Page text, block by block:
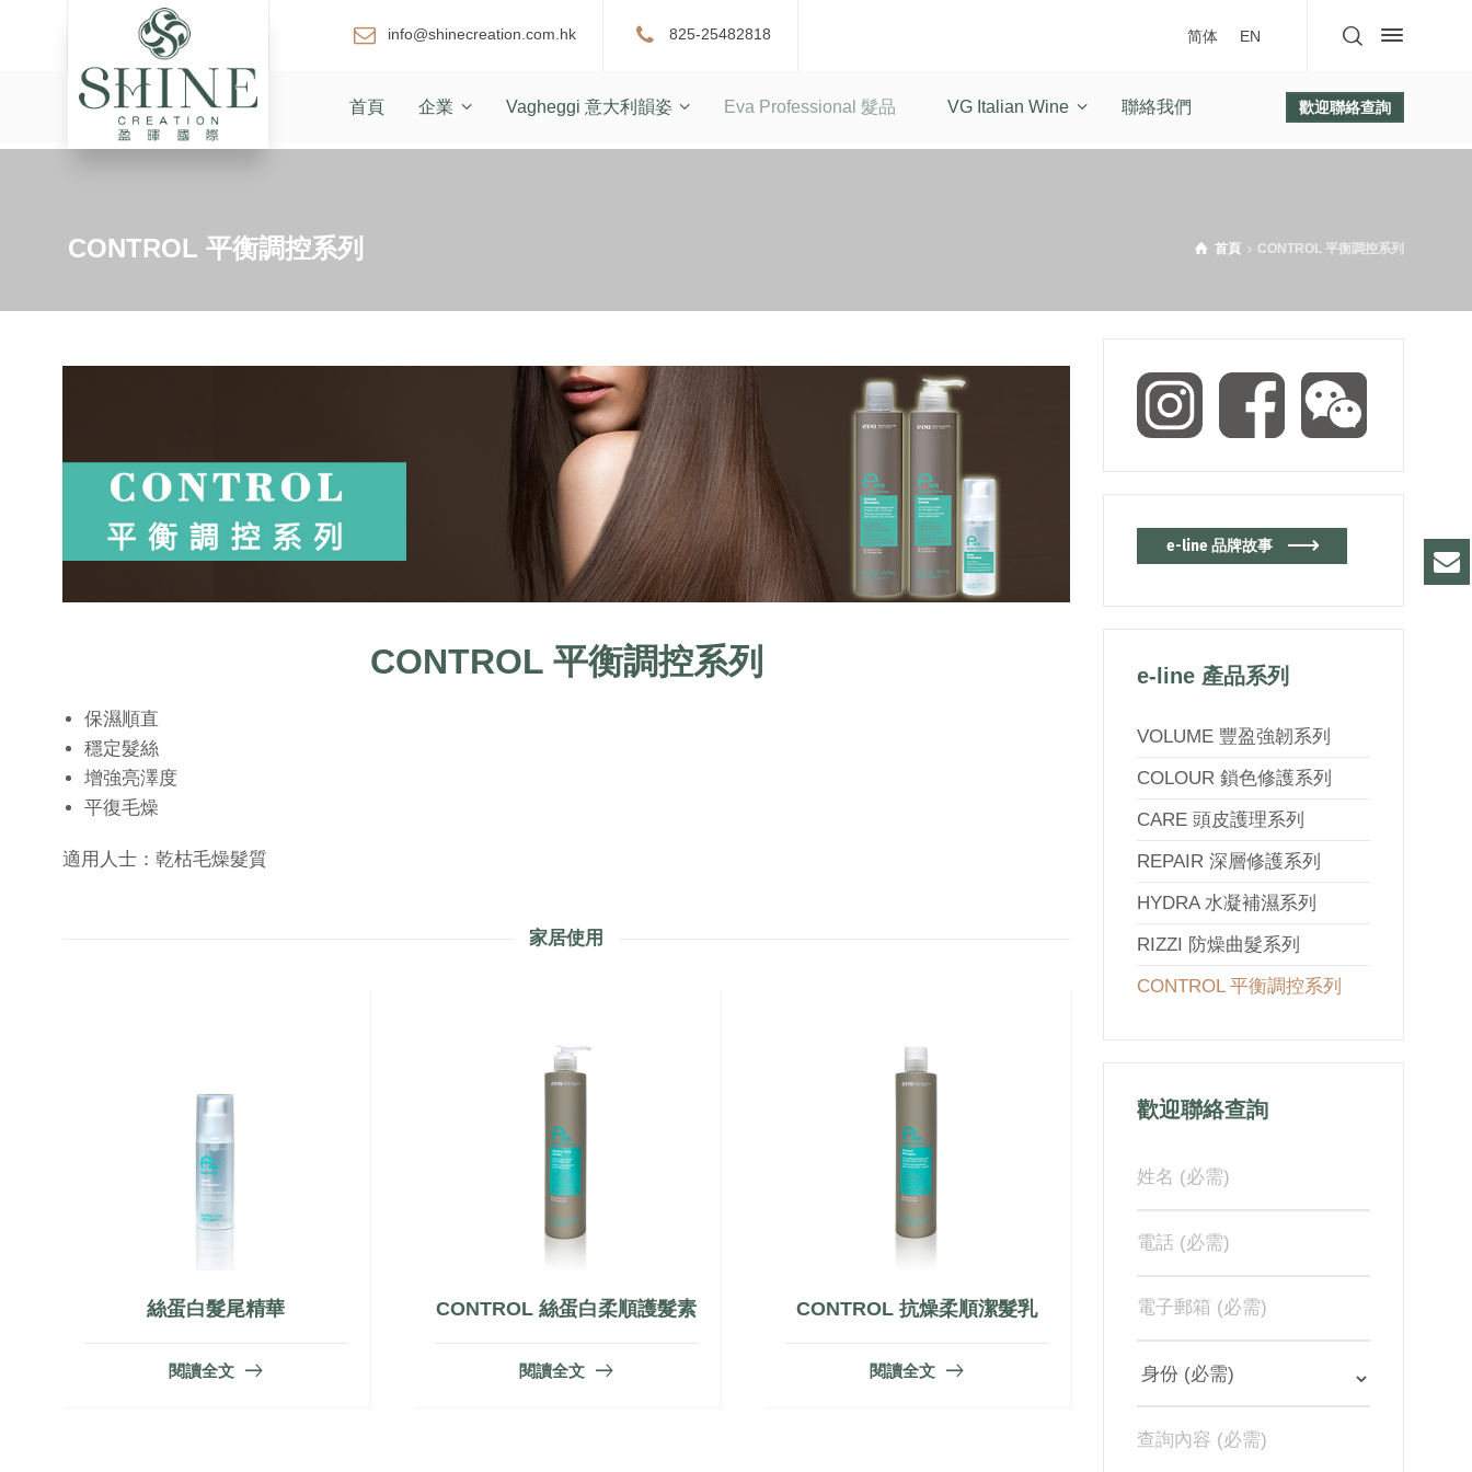
info@shinecreation.com.hk 825-25482818 简体 EN
首頁 企業 Vagheggi 意大利韻姿 Eva Professional 髮品 VG Italian Wine 聯絡我們 歡迎聯絡查詢
CONTROL 平衡調控系列 首頁 CONTROL 平衡調控系列
CONTROL 平衡調控系列
保濕順直
穩定髮絲
增強亮澤度
平復毛燥
適用人士：乾枯毛燥髮質
家居使用
絲蛋白髮尾精華
閱讀全文
CONTROL 絲蛋白柔順護髮素
閱讀全文
CONTROL 抗燥柔順潔髮乳
閱讀全文
e-line 品牌故事
e-line 產品系列
VOLUME 豐盈強韌系列
COLOUR 鎖色修護系列
CARE 頭皮護理系列
REPAIR 深層修護系列
HYDRA 水凝補濕系列
RIZZI 防燥曲髮系列
CONTROL 平衡調控系列
歡迎聯絡查詢